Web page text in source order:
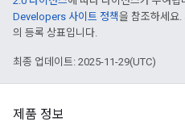
Developers 사이트 정책을 참조하세요
의 등록 상표입니다.
최종 업데이트: 2025-11-29(UTC)
제품 정보